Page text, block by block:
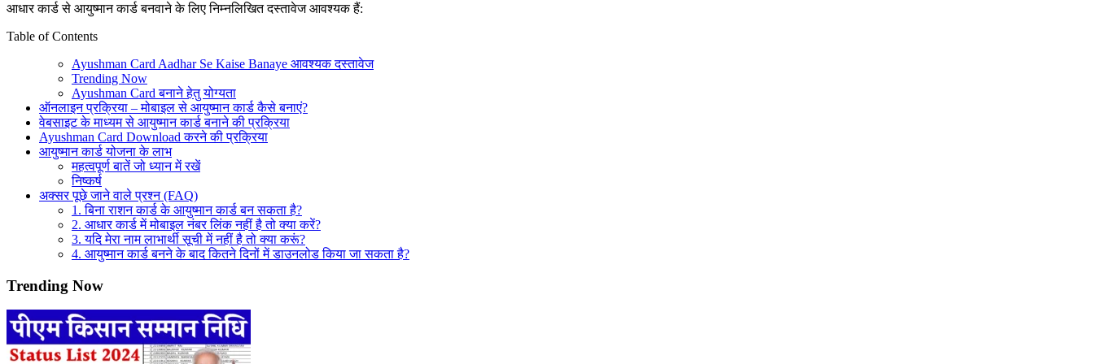
आधार कार्ड से आयुष्मान कार्ड बनवाने के लिए निम्नलिखित दस्तावेज आवश्यक हैं:
Table of Contents
Ayushman Card Aadhar Se Kaise Banaye आवश्यक दस्तावेज
Trending Now
Ayushman Card बनाने हेतु योग्यता
ऑनलाइन प्रक्रिया – मोबाइल से आयुष्मान कार्ड कैसे बनाएं?
वेबसाइट के माध्यम से आयुष्मान कार्ड बनाने की प्रक्रिया
Ayushman Card Download करने की प्रक्रिया
आयुष्मान कार्ड योजना के लाभ
महत्वपूर्ण बातें जो ध्यान में रखें
निष्कर्ष
अक्सर पूछे जाने वाले प्रश्न (FAQ)
1. बिना राशन कार्ड के आयुष्मान कार्ड बन सकता है?
2. आधार कार्ड में मोबाइल नंबर लिंक नहीं है तो क्या करें?
3. यदि मेरा नाम लाभार्थी सूची में नहीं है तो क्या करूं?
4. आयुष्मान कार्ड बनने के बाद कितने दिनों में डाउनलोड किया जा सकता है?
Trending Now